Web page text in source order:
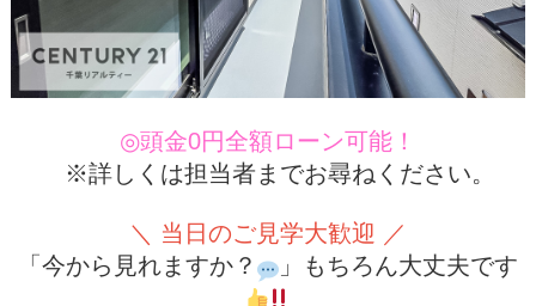
◎頭金0円全額ローン可能！
※詳しくは担当者までお尋ねください。
＼ 当日のご見学大歓迎 ／
「今から見れますか？
」もちろん大丈夫です